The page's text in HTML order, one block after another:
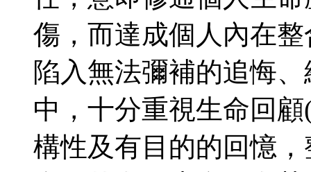
傷，而達成個人內在
陷入無法彌補的追悔
中，十分重視生命回
構性及有目的的回憶